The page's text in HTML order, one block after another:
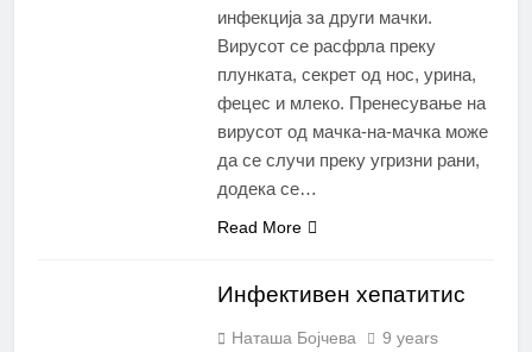
инфекција за други мачки.
Вирусот се расфрла преку
плунката, секрет од нос, урина,
фецес и млеко. Пренесување на
вирусот од мачка-на-мачка може
да се случи преку угризни рани,
додека се…
Read More
Инфективен хепатитис
Наташа Бојчева
9 years